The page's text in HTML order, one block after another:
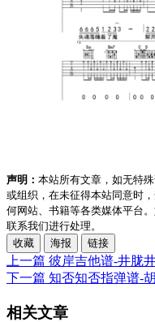
声明： 本站所有文章，如无特
或组织，在未征得本站同意时
何网站、书籍等各类媒体平台
联系我们进行处理。
收藏
海报 链接
上一篇 彼岸吉他谱-井胧
下一篇 知否知否指弹谱-
相关文章